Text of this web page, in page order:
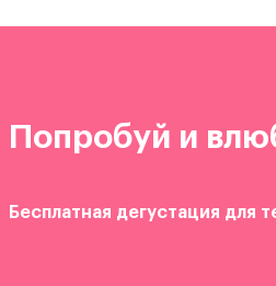
Попробуй и
Бесплатная дегустация для